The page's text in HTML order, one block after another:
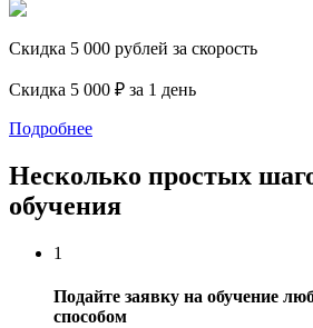
Скидка 5 000 рублей за скорость
Скидка 5 000 ₽ за 1 день
Подробнее
Несколько простых
обучения
1
Подайте заявку на обучение
способом